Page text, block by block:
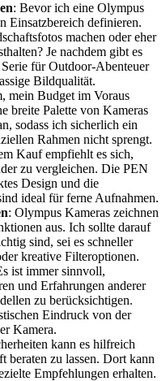
: Bevor ich eine Olympus
Einsatzbereich definieren.
machen oder eher
Je nachdem gibt es
für Outdoor-Abenteuer
Bildqualität.
mein Budget im Voraus
breite Palette von Kameras
sodass ich sicherlich ein
Rahmen nicht sprengt.
Kauf empfiehlt es sich,
zu vergleichen. Die PEN
Design und die
ideal für ferne Aufnahmen.
: Olympus Kameras zeichnen
aus. Ich sollte darauf
sind, sei es schneller
kreative Filteroptionen.
ist immer sinnvoll,
und Erfahrungen anderer
zu berücksichtigen.
Eindruck von der
Kamera.
kann es hilfreich
beraten zu lassen. Dort kann
Empfehlungen erhalten.